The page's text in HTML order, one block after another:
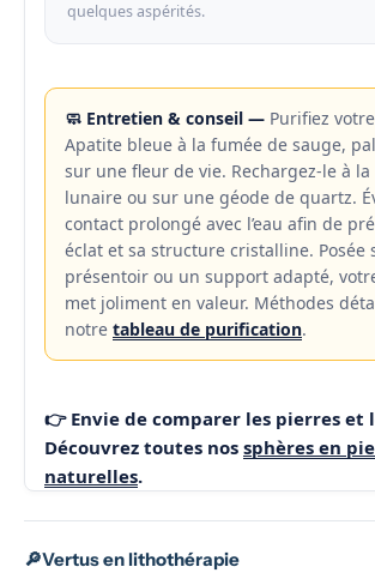
quelques aspérités.
🧼 Entretien & conseil — Purifiez
Apatite bleue à la fumée de sauge,
sur une fleur de vie. Rechargez-le à
lunaire ou sur une géode de quartz.
contact prolongé avec l’eau afin de
éclat et sa structure cristalline. Posée
présentoir ou un support adapté,
met joliment en valeur. Méthodes
notre tableau de purification.
👉 Envie de comparer les pierres et
Découvrez toutes nos sphères en
naturelles.
🔎Vertus en lithothérapie